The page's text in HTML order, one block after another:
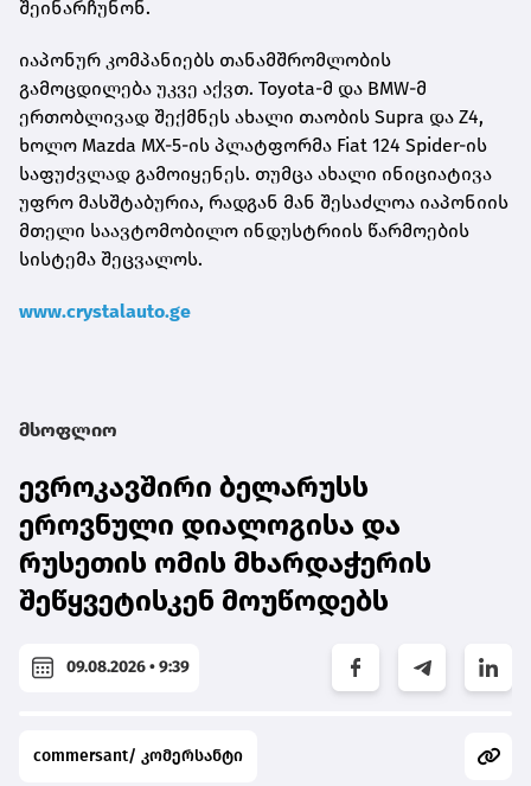
შეინარჩუნონ.
იაპონურ კომპანიებს თანამშრომლობის
გამოცდილება უკვე აქვთ. Toyota-მ და BMW-მ
ერთობლივად შექმნეს ახალი თაობის Supra და Z4,
ხოლო Mazda MX-5-ის პლატფორმა Fiat 124 Spider-ის
საფუძვლად გამოიყენეს. თუმცა ახალი ინიციატივა
უფრო მასშტაბურია, რადგან მან შესაძლოა იაპონიის
მთელი საავტომობილო ინდუსტრიის წარმოების
სისტემა შეცვალოს.
www.crystalauto.ge
მსოფლიო
ევროკავშირი ბელარუსს
ეროვნული დიალოგისა და
რუსეთის ომის მხარდაჭერის
შეწყვეტისკენ მოუწოდებს
09.08.2026 • 9:39
commersant/ კომერსანტი